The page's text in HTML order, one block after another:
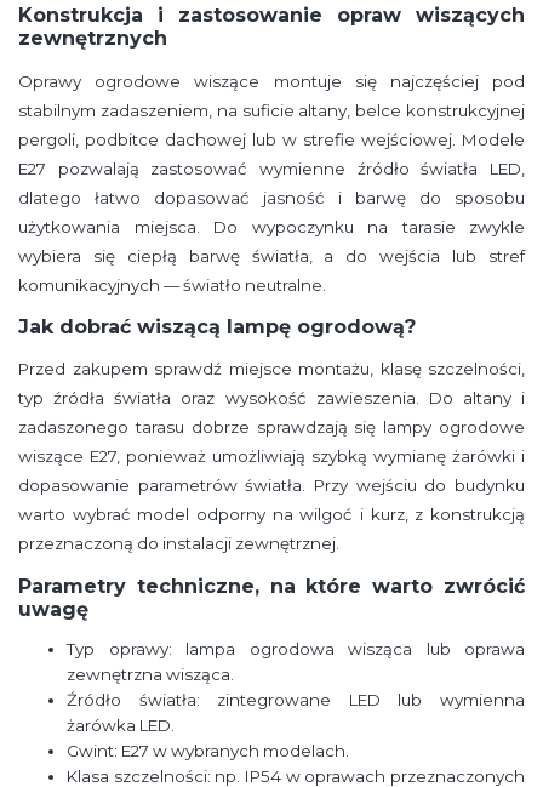
Konstrukcja i zastosowanie opraw wiszących
zewnętrznych
Oprawy ogrodowe wiszące montuje się najczęściej pod
stabilnym zadaszeniem, na suficie altany, belce konstrukcyjnej
pergoli, podbitce dachowej lub w strefie wejściowej. Modele
E27 pozwalają zastosować wymienne źródło światła LED,
dlatego łatwo dopasować jasność i barwę do sposobu
użytkowania miejsca. Do wypoczynku na tarasie zwykle
wybiera się ciepłą barwę światła, a do wejścia lub stref
komunikacyjnych — światło neutralne.
Jak dobrać wiszącą lampę ogrodową?
Przed zakupem sprawdź miejsce montażu, klasę szczelności,
typ źródła światła oraz wysokość zawieszenia. Do altany i
zadaszonego tarasu dobrze sprawdzają się lampy ogrodowe
wiszące E27, ponieważ umożliwiają szybką wymianę żarówki i
dopasowanie parametrów światła. Przy wejściu do budynku
warto wybrać model odporny na wilgoć i kurz, z konstrukcją
przeznaczoną do instalacji zewnętrznej.
Parametry techniczne, na które warto zwrócić
uwagę
Typ oprawy: lampa ogrodowa wisząca lub oprawa
zewnętrzna wisząca.
Źródło światła: zintegrowane LED lub wymienna
żarówka LED.
Gwint: E27 w wybranych modelach.
Klasa szczelności: np. IP54 w oprawach przeznaczonych